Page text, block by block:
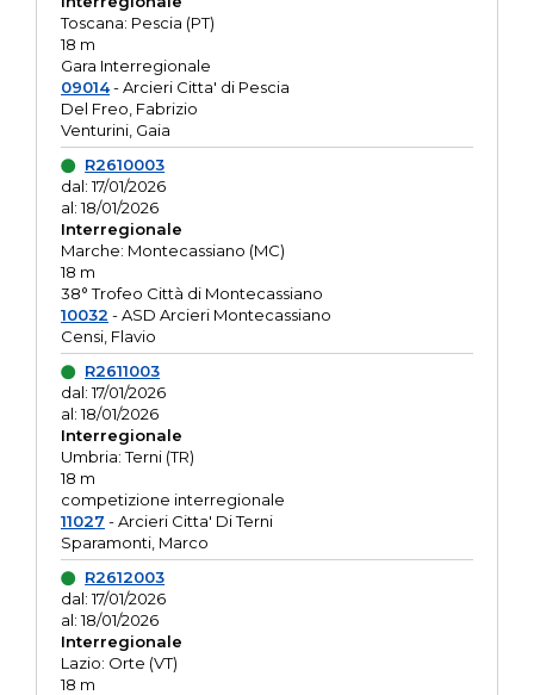
Toscana: Pescia (PT)
18 m
Gara Interregionale
09014- Arcieri Citta' di Pescia
Del Freo, Fabrizio
Venturini, Gaia
R2610003
dal: 17/01/2026
al: 18/01/2026
Interregionale
Marche: Montecassiano (MC)
18 m
38° Trofeo Città di Montecassiano
10032 - ASD Arcieri Montecassiano
Censi, Flavio
R2611003
dal: 17/01/2026
al: 18/01/2026
Interregionale
Umbria: Terni (TR)
18 m
competizione interregionale
11027 - Arcieri Citta' Di Terni
Sparamonti, Marco
R2612003
dal: 17/01/2026
al: 18/01/2026
Interregionale
Lazio: Orte (VT)
18 m